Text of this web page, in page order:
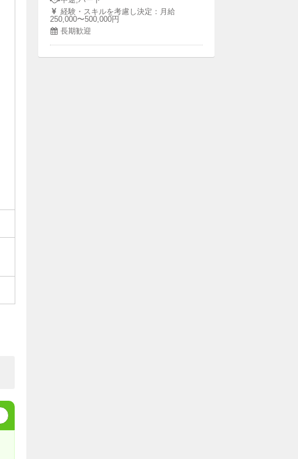
経験・スキルを考慮し決定：月給
250,000〜500,000円
長期歓迎